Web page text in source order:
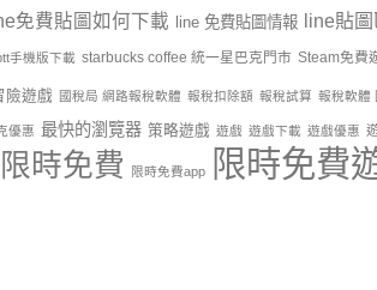
免費貼圖如何下載 line 免費貼圖情報 line貼
手機版下載 starbucks coffee 統一星巴克門市 Steam免費
險遊戲 國稅局 網路報稅軟體 報稅扣除額 報稅試算 報稅軟體
優惠 最快的瀏覽器 策略遊戲 遊戲 遊戲下載 遊戲優惠
限時免費 限時免費app 限時免費